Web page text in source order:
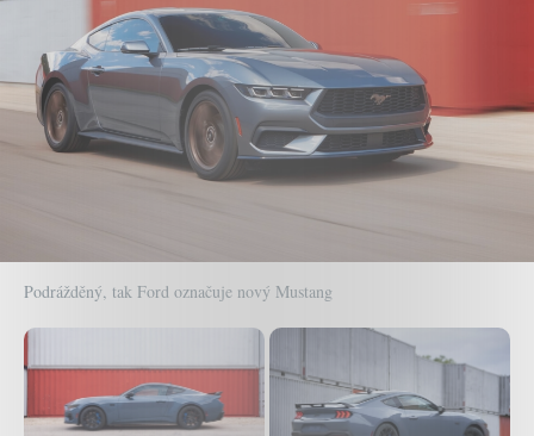
Podrážděný, tak Ford označuje nový Mustang